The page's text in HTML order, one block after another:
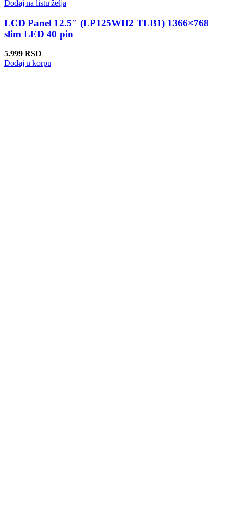
Dodaj na listu želja
LCD Panel 12.5″ (LP125WH2 TLB1) 1366×768
slim LED 40 pin
5.999 RSD
Dodaj u korpu